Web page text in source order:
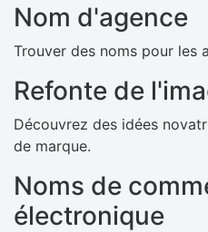
Nom d'agence
Trouver des noms pour les
Refonte de
Découvrez des idées
de marque.
Noms de
électronique